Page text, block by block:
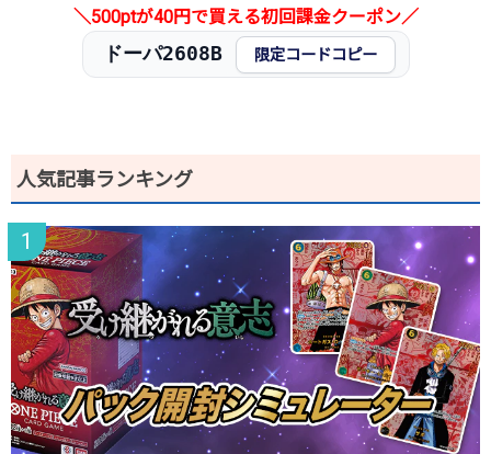
＼500ptが40円で買える初回課金クーポン／
ドーパ2608B 限定コードコピー
人気記事ランキング